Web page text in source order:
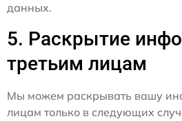
данных.
5. Раскрытие
третьим лицам
Мы можем раскрывать вашу
лицам только в следующих